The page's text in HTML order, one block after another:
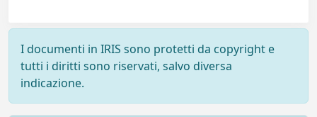
I documenti in IRIS sono protetti da copyright e
tutti i diritti sono riservati, salvo diversa
indicazione.